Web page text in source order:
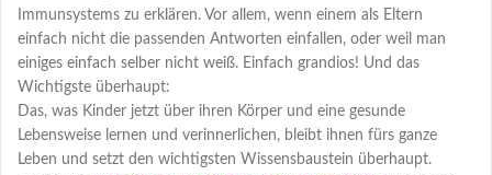
Immunsystems zu erklären. Vor allem, wenn einem als Eltern
einfach nicht die passenden Antworten einfallen, oder weil man
einiges einfach selber nicht weiß. Einfach grandios! Und das
Wichtigste überhaupt:
Das, was Kinder jetzt über ihren Körper und eine gesunde
Lebensweise lernen und verinnerlichen, bleibt ihnen fürs ganze
Leben und setzt den wichtigsten Wissensbaustein überhaupt.